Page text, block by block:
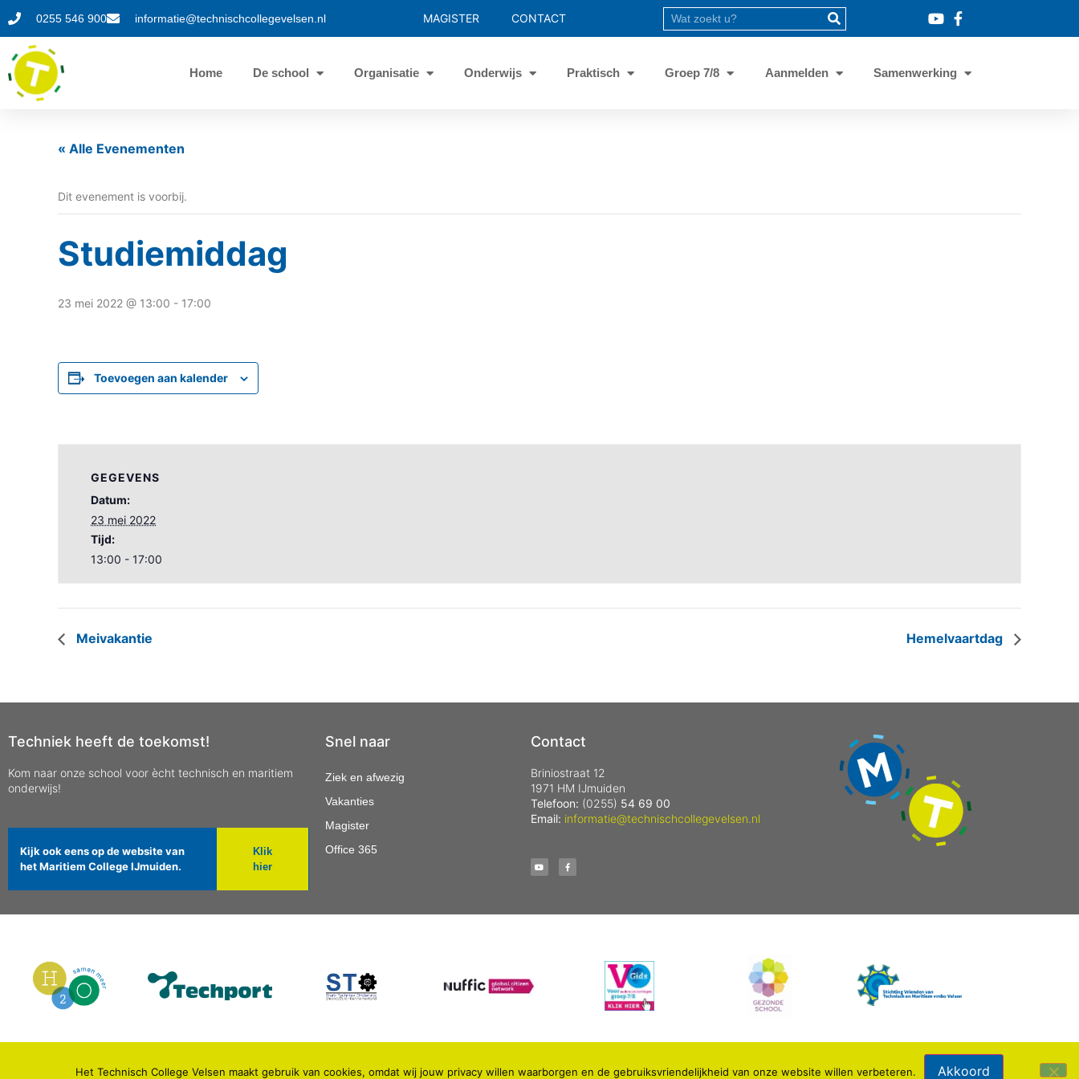
0255 546 900 informatie@technischcollegevelsen.nl MAGISTER CONTACT
Home De school Organisatie Onderwijs Praktisch Groep 7/8 Aanmelden Samenwerking
« Alle Evenementen
Dit evenement is voorbij.
Studiemiddag
23 mei 2022 @ 13:00 - 17:00
Toevoegen aan kalender
GEGEVENS
Datum:
23 mei 2022
Tijd:
13:00 - 17:00
Meivakantie Hemelvaartdag
Techniek heeft de toekomst!
Kom naar onze school voor ècht technisch en maritiem
onderwijs!
Kijk ook eens op de website van
het Maritiem College IJmuiden.
Klik
hier
Snel naar
Ziek en afwezig
Vakanties
Magister
Office 365
Contact
Briniostraat 12
1971 HM IJmuiden
Telefoon: (0255) 54 69 00
Email: informatie@technischcollegevelsen.nl
Het Technisch College Velsen maakt gebruik van cookies, omdat wij jouw privacy willen waarborgen en de gebruiksvriendelijkheid van onze website willen verbeteren. Akkoord